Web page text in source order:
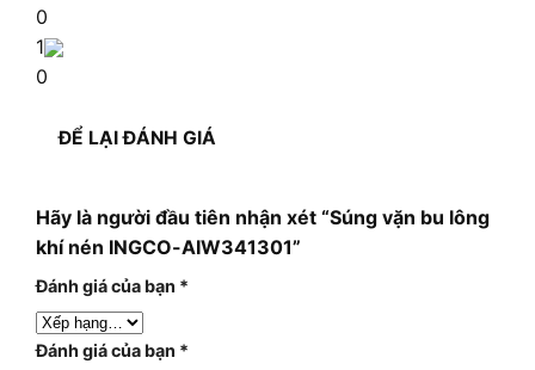
0
1
0
ĐỂ LẠI ĐÁNH GIÁ
Hãy là người đầu tiên nhận xét “Súng vặn bu lông
khí nén INGCO-AIW341301”
Đánh giá của bạn *
Đánh giá của bạn *